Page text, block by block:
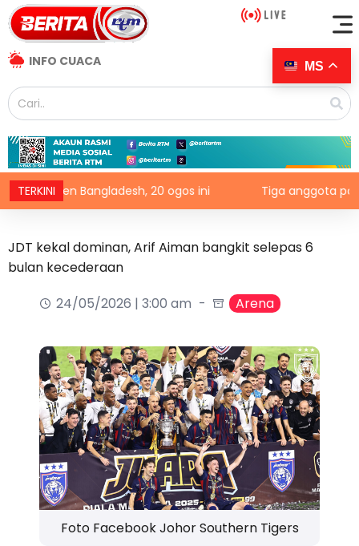
INFO CUACA
TERKINI
Bangladesh, 20 ogos ini Tiga anggota polis
JDT kekal dominan, Arif Aiman bangkit selepas 6
bulan kecederaan
24/05/2026 | 3:00 am
Arena
Foto Facebook Johor Southern Tigers
MS